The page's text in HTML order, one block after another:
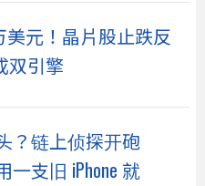
美元！晶片股止跌反
双引擎
？链上侦探开砲
一支旧 iPhone 就